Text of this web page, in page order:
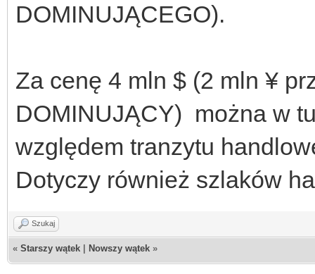
DOMINUJĄCEGO).
Za cenę 4 mln $ (2 mln ¥
DOMINUJĄCY) można w
względem tranzytu
Dotyczy również szlaków
Szukaj
« Starszy wątek Nowszy wątek »